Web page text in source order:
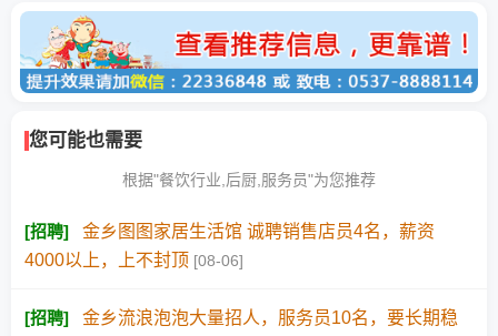
您可能也需要
根据"餐饮行业,后厨,服务员"为您推荐
[招聘]
金乡图图家居生活馆 诚聘销售店员4名，薪资
4000以上，上不封顶 [08-06]
[招聘]
金乡流浪泡泡大量招人，服务员10名，要长期稳